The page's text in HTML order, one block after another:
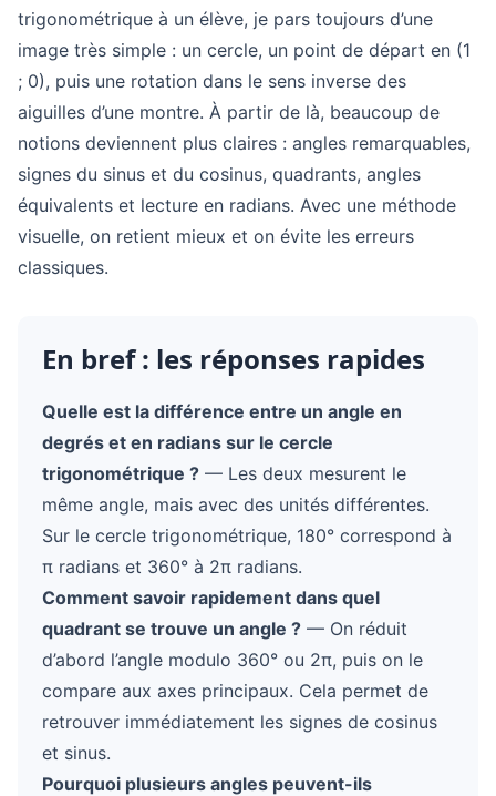
trigonométrique à un élève, je pars toujours d’une
image très simple : un cercle, un point de départ en (1
; 0), puis une rotation dans le sens inverse des
aiguilles d’une montre. À partir de là, beaucoup de
notions deviennent plus claires : angles remarquables,
signes du sinus et du cosinus, quadrants, angles
équivalents et lecture en radians. Avec une méthode
visuelle, on retient mieux et on évite les erreurs
classiques.
En bref : les réponses rapides
Quelle est la différence entre un angle en
degrés et en radians sur le cercle
trigonométrique ? — Les deux mesurent le
même angle, mais avec des unités différentes.
Sur le cercle trigonométrique, 180° correspond à
π radians et 360° à 2π radians.
Comment savoir rapidement dans quel
quadrant se trouve un angle ? — On réduit
d’abord l’angle modulo 360° ou 2π, puis on le
compare aux axes principaux. Cela permet de
retrouver immédiatement les signes de cosinus
et sinus.
Pourquoi plusieurs angles peuvent-ils